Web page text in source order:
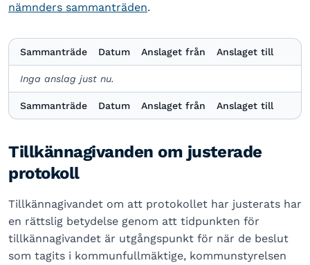
nämnders sammanträden.
Sammanträde Datum Anslaget från Anslaget till
Inga anslag just nu.
Sammanträde Datum Anslaget från Anslaget till
Tillkännagivanden om justerade
protokoll
Tillkännagivandet om att protokollet har justerats har
en rättslig betydelse genom att tidpunkten för
tillkännagivandet är utgångspunkt för när de beslut
som tagits i kommunfullmäktige, kommunstyrelsen